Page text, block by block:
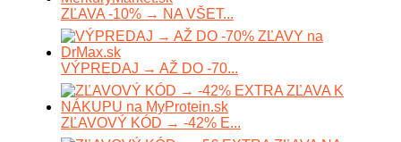
ZĽAVA -10% → NA VŠET...
VÝPREDAJ → AŽ DO -70...
ZĽAVOVÝ KÓD → -42% E...